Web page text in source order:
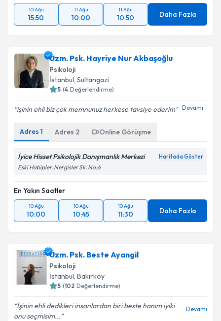
10 Ağu
15:50
11 Ağu
10:00
11 Ağu
10:50 Daha Fazla
Uzm. Psk. Hayriye Nur Akbaşoğlu
Psikoloji
İstanbul, Sultangazi
5 (4 Değerlendirme)
işinin ehli biz çok memnunuz herkese tavsiye ederim Devamı
Adres 1 Adres 2 Online Görüşme
İyice Hisset Psikolojik Danışmanlık Merkezi Haritada Göster
Eski Habipler, Nergisler Sk. No:6
En Yakın Saatler
10 Ağu
10:00
10 Ağu
10:45
10 Ağu
11:30 Daha Fazla
Uzm. Psk. Beste Ayangil
Psikoloji
İstanbul, Bakırköy
5 (102 Değerlendirme)
İşinin ehli dedikleri insanlardan biri beste hanım iyiki
onu seçmisim...
Devamı